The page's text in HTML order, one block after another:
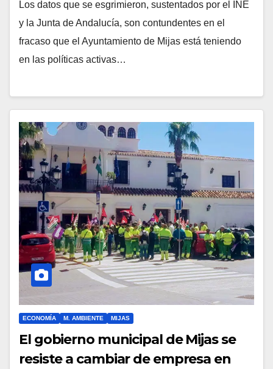
Los datos que se esgrimieron, sustentados por el INE
y la Junta de Andalucía, son contundentes en el
fracaso que el Ayuntamiento de Mijas está teniendo
en las políticas activas…
ECONOMÍA M. AMBIENTE MIJAS
El gobierno municipal de Mijas se
resiste a cambiar de empresa en